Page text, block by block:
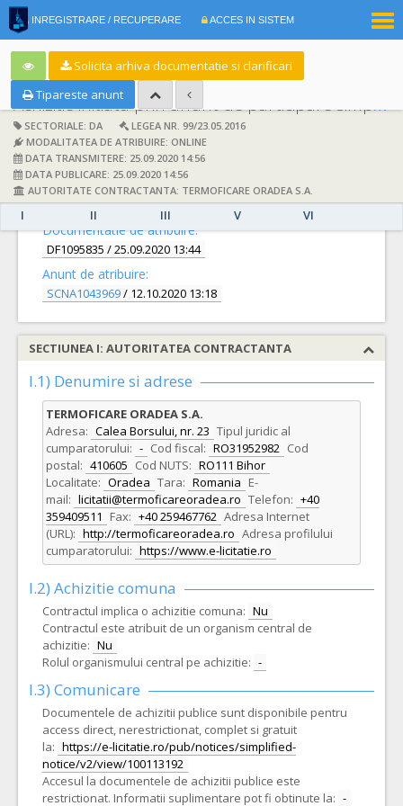
INREGISTRARE / RECUPERARE ACCES IN SISTEM
Solicita arhiva documentatie si clarificari
Tipareste anunt
Achizitie initiata prin anunt de participare simplificat:
SECTORIALE: DA
LEGEA NR. 99/23.05.2016
MODALITATEA DE ATRIBUIRE: ONLINE
DATA TRANSMITERE: 25.09.2020 14:56
DATA PUBLICARE: 25.09.2020 14:56
AUTORITATE CONTRACTANTA: TERMOFICARE ORADEA S.A.
I II III V VI
DETALII
Documentatie de atribuire:
DF1095835 / 25.09.2020 13:44
Anunt de atribuire:
SCNA1043969/ 12.10.2020 13:18
SECTIUNEA I: AUTORITATEA CONTRACTANTA
I.1) Denumire si adrese
TERMOFICARE ORADEA S.A.
Adresa: Calea Borsului, nr. 23 Tipul juridic al
cumparatorului: - Cod fiscal: RO31952982 Cod
postal: 410605 Cod NUTS: RO111 Bihor
Localitate: Oradea Tara: Romania E-
mail: licitatii@termoficareoradea.ro Telefon: +40
359409511
Fax: +40 259467762 Adresa Internet
(URL): http://termoficareoradea.ro Adresa profilului
cumparatorului: https://www.e-licitatie.ro
I.2) Achizitie comuna
Contractul implica o achizitie comuna: Nu
Contractul este atribuit de un organism central de
achizitie: Nu
Rolul organismului central pe achizitie: -
I.3) Comunicare
Documentele de achizitii publice sunt disponibile pentru
access direct, nerestrictionat, complet si gratuit
la: https://e-licitatie.ro/pub/notices/simplified-
notice/v2/view/100113192
Accesul la documentele de achizitii publice este
restrictionat. Informatii suplimentare pot fi obtinute la: -